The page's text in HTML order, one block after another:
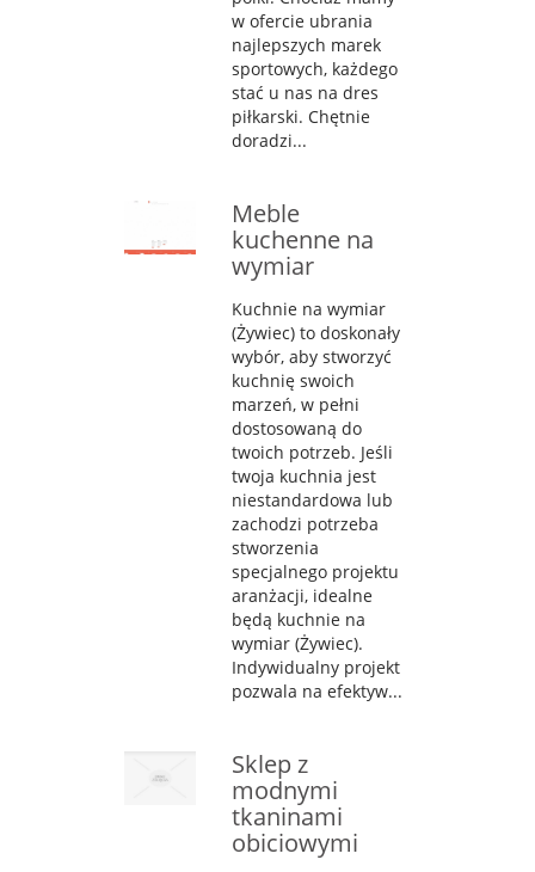
w ofercie ubrania
najlepszych marek
sportowych, każdego
stać u nas na dres
piłkarski. Chętnie
doradzi...
Meble
kuchenne na
wymiar
Kuchnie na wymiar
(Żywiec) to doskonały
wybór, aby stworzyć
kuchnię swoich
marzeń, w pełni
dostosowaną do
twoich potrzeb. Jeśli
twoja kuchnia jest
niestandardowa lub
zachodzi potrzeba
stworzenia
specjalnego projektu
aranżacji, idealne
będą kuchnie na
wymiar (Żywiec).
Indywidualny projekt
pozwala na efektyw...
Sklep z
modnymi
tkaninami
obiciowymi